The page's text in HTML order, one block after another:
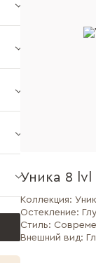
Уника 8 lvl
Коллекция:
Остекление:
Стиль:
Внешний вид: